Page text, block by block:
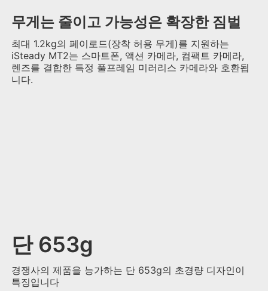
무게는 줄이고 가능성은 확장한 짐벌
최대 1.2kg의 페이로드(장착 허용 무게)를 지원하는
iSteady MT2는 스마트폰, 액션 카메라, 컴팩트 카메라,
렌즈를 결합한 특정 풀프레임 미러리스 카메라와 호환됩
니다.
단 653g
경쟁사의 제품을 능가하는 단 653g의 초경량 디자인이
특징입니다